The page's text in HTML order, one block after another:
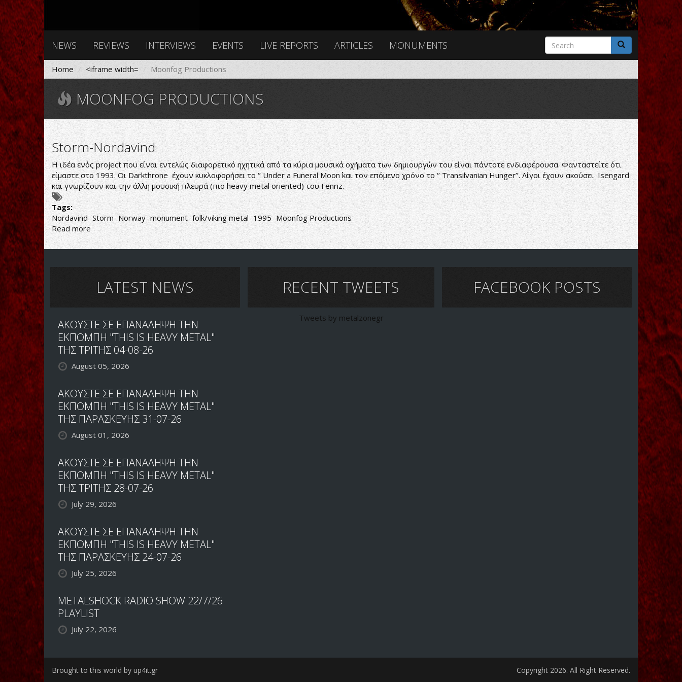
NEWS REVIEWS INTERVIEWS EVENTS LIVE REPORTS ARTICLES MONUMENTS
Search
form
Search
Home <iframe width= Moonfog Productions
MOONFOG PRODUCTIONS
Storm-Nordavind
Η ιδέα ενός project που είναι εντελώς διαφορετικό ηχητικά από τα κύρια μουσικά οχήματα των δημιουργών του είναι πάντοτε ενδιαφέρουσα. Φανταστείτε ότι
είμαστε στο 1993. Οι Darkthrone έχουν κυκλοφορήσει το ‘’ Under a Funeral Moon΄΄ και τον επόμενο χρόνο το ‘’ Transilvanian Hunger’’. Λίγοι έχουν ακούσει Isengard
και γνωρίζουν και την άλλη μουσική πλευρά (πιο heavy metal oriented) του Fenriz.
Tags:
Nordavind Storm Norway monument folk/viking metal 1995 Moonfog Productions
Read more about
Storm-
Nordavind
LATEST NEWS
ΑΚΟΥΣΤΕ ΣΕ ΕΠΑΝΑΛΗΨΗ ΤΗΝ
ΕΚΠΟΜΠΗ "THIS IS HEAVY METAL"
ΤΗΣ ΤΡΙΤΗΣ 04-08-26
August 05, 2026
ΑΚΟΥΣΤΕ ΣΕ ΕΠΑΝΑΛΗΨΗ ΤΗΝ
ΕΚΠΟΜΠΗ "THIS IS HEAVY METAL"
ΤΗΣ ΠΑΡΑΣΚΕΥΗΣ 31-07-26
August 01, 2026
ΑΚΟΥΣΤΕ ΣΕ ΕΠΑΝΑΛΗΨΗ ΤΗΝ
ΕΚΠΟΜΠΗ "THIS IS HEAVY METAL"
ΤΗΣ ΤΡΙΤΗΣ 28-07-26
July 29, 2026
ΑΚΟΥΣΤΕ ΣΕ ΕΠΑΝΑΛΗΨΗ ΤΗΝ
ΕΚΠΟΜΠΗ "THIS IS HEAVY METAL"
ΤΗΣ ΠΑΡΑΣΚΕΥΗΣ 24-07-26
July 25, 2026
METALSHOCK RADIO SHOW 22/7/26
PLAYLIST
July 22, 2026
RECENT TWEETS
Tweets by metalzonegr
FACEBOOK POSTS
Brought to this world by up4it.gr Copyright 2026. All Right Reserved.